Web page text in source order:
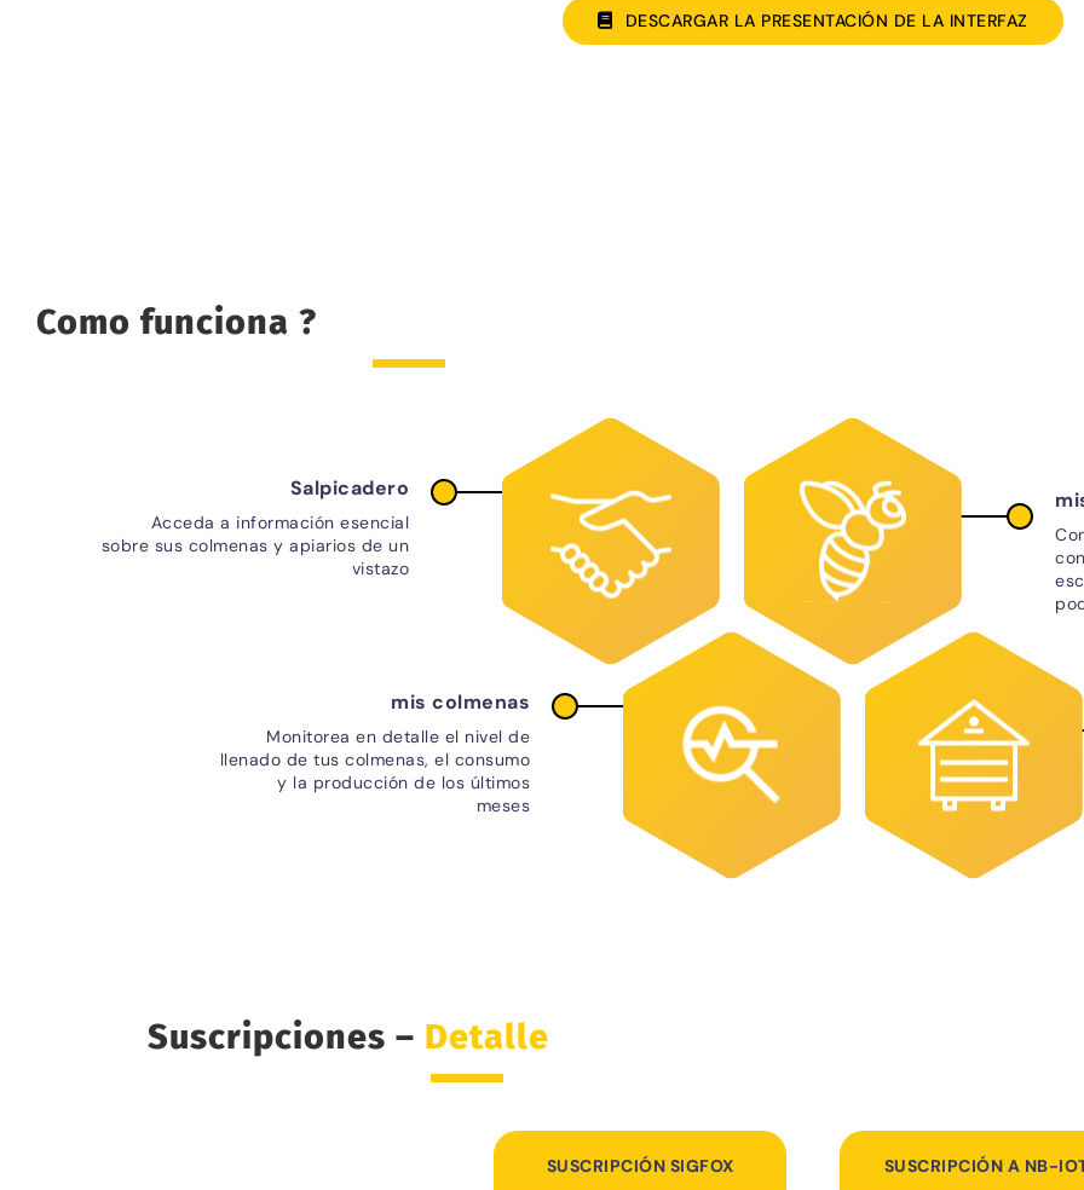
DESCARGAR LA PRESENTACIÓN DE LA INTERFAZ
Como funciona ?
Salpicadero
Acceda a información esencial
sobre sus colmenas y apiarios de un
vistazo
mis colmenas
Monitorea en detalle el nivel de
llenado de tus colmenas, el consumo
y la producción de los últimos
meses
Suscripciones – Detalle
SUSCRIPCIÓN SIGFOX SUSCRIPCIÓN A NB-